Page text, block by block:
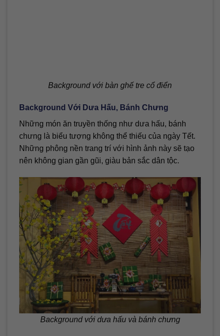
Background với bàn ghế tre cổ điển
Background Với Dưa Hấu, Bánh Chưng
Những món ăn truyền thống như dưa hấu, bánh
chưng là biểu tượng không thể thiếu của ngày Tết.
Những phông nền trang trí với hình ảnh này sẽ tạo
nên không gian gần gũi, giàu bản sắc dân tộc.
Background với dưa hấu và bánh chưng